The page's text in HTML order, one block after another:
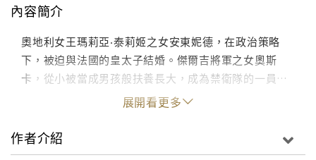
內容簡介
奧地利女王瑪莉亞‧泰莉姬之女安東妮德，在政治策略
下，被迫與法國的皇太子結婚。傑爾吉將軍之女奧斯
卡，從小被當成男孩般扶養長大，成為禁衛隊的一員…
展開看更多
作者介紹